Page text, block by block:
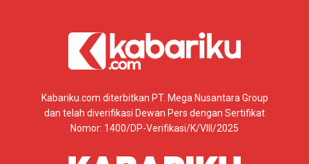
Kabariku.com diterbitkan PT. Mega Nusantara Group
dan telah diverifikasi Dewan Pers dengan Sertifikat
Nomor: 1400/DP-Verifikasi/K/VIII/2025